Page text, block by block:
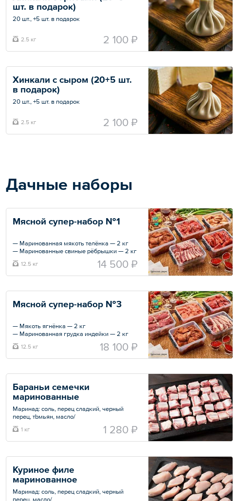
шт. в подарок)
20 шт., +5 шт. в подарок
Скидки на данную позицию не действуют.
Общий вес – 2.5 кг
2.5 кг 2 100 ₽
Хинкали с сыром (20+5 шт.
в подарок)
20 шт., +5 шт. в подарок
Скидки на данную позицию не действуют.
Общий вес – 2.5 кг
2.5 кг 2 100 ₽
Дачные наборы
Мясной супер-набор №1
— Маринованная мякоть телёнка — 2 кг
— Маринованные свиные рёбрышки — 2 кг
— Свиная шейка — 2 кг
— Маринованные куриные крылышки — 2
— Соус сацебели — 2,5 кг
Общий вес – 12.5 кг
12.5 кг 14 500 ₽
Мясной супер-набор №3
— Мякоть ягнёнка — 2 кг
— Маринованная грудка индейки — 2 кг
— Маринованная свиная шейка — 2 кг
— Бараньи рёбрышки — 2 кг
12.5 кг 18 100 ₽
Бараньи семечки
маринованные
Маринад: соль, перец сладкий, черный
перец, тbмьян, масло/
Общий вес – 1 кг
1 кг 1 280 ₽
Куриное филе
маринованное
Маринад: соль, перец сладкий, черный
перец, масло/